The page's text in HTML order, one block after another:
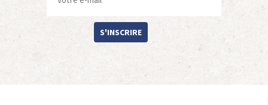
S'INSCRIRE